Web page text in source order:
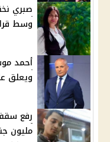
صبري
وسط
أحمد
ويعلق
رفع
مليون